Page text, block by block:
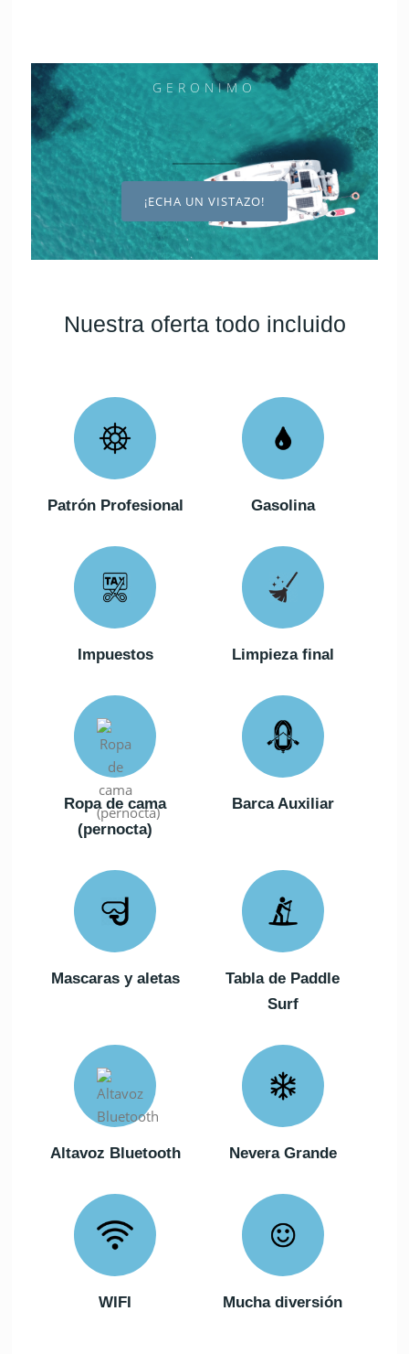
GERONIMO
¡ECHA UN VISTAZO!
Nuestra oferta todo incluido
Patrón Profesional Gasolina
Impuestos Limpieza final
Ropa de cama
(pernocta)
Barca Auxiliar
Mascaras y aletas
Tabla de Paddle
Surf
Altavoz Bluetooth Nevera Grande
WIFI Mucha diversión